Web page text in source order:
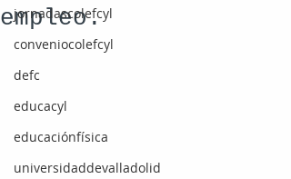
jornadascolefcyl
conveniocolefcyl
defc
educacyl
educaciónfísica
universidaddevalladolid
empleo.